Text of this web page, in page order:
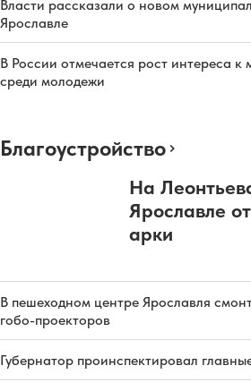
Власти рассказали о новом
Ярославле
В России отмечается рост интереса к
среди молодежи
Благоустройство
На
Ярославле
арки
В пешеходном центре Ярославля
гобо-проекторов
Губернатор проинспектировал